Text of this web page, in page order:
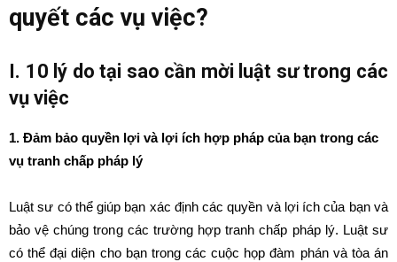
quyết các vụ việc?
I. 10 lý do tại sao cần mời luật sư trong các
vụ việc
1. Đảm bảo quyền lợi và lợi ích hợp pháp của bạn trong các
vụ tranh chấp pháp lý
Luật sư có thể giúp bạn xác định các quyền và lợi ích của bạn và
bảo vệ chúng trong các trường hợp tranh chấp pháp lý. Luật sư
có thể đại diện cho bạn trong các cuộc họp đàm phán và tòa án